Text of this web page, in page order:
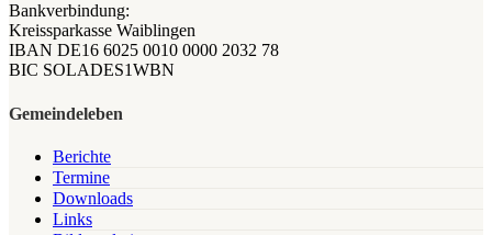
Bankverbindung:
Kreissparkasse Waiblingen
IBAN DE16 6025 0010 0000 2032 78
BIC SOLADES1WBN
Gemeindeleben
Berichte
Termine
Downloads
Links